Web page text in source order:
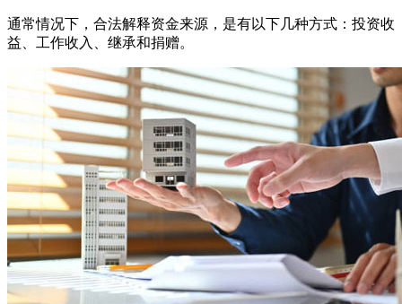
通常情况下，合法解释资金来源，是有以下几种方式：投资收
益、工作收入、继承和捐赠。